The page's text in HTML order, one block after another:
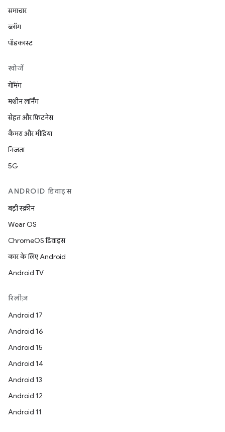
समाचार
ब्लॉग
पॉडकास्ट
खोजें
गेमिंग
मशीन लर्निंग
सेहत और फ़िटनेस
कैमरा और मीडिया
निजता
5G
ANDROID डिवाइस
बड़ी स्क्रीन
Wear OS
ChromeOS डिवाइस
कार के लिए Android
Android TV
रिलीज़
Android 17
Android 16
Android 15
Android 14
Android 13
Android 12
Android 11